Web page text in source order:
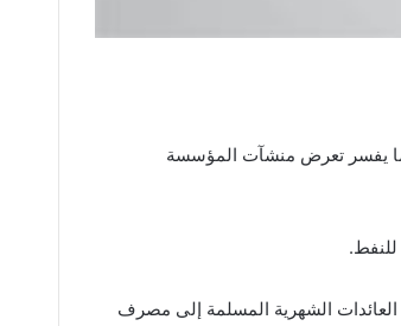
ما يفسر تعرض منشآت المؤسسة
بالكشف علنا عن عائدات الإنتاج للعام 2018، والافصاح بكل شفافية عن العائدات الشهرية المسلمة إلى مصرف